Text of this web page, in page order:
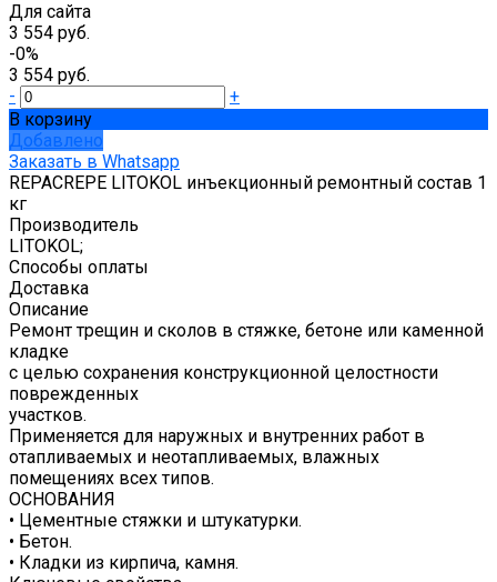
Для сайта
3 554 руб.
-0%
3 554 руб.
-
+
В корзину
Добавлено
Заказать в Whatsapp
REPACREPE LITOKOL инъекционный ремонтный состав 1
кг
Производитель
LITOKOL;
Способы оплаты
Доставка
Описание
Ремонт трещин и сколов в стяжке, бетоне или каменной
кладке
с целью сохранения конструкционной целостности
поврежденных
участков.
Применяется для наружных и внутренних работ в
отапливаемых и неотапливаемых, влажных
помещениях всех типов.
ОСНОВАНИЯ
• Цементные стяжки и штукатурки.
• Бетон.
• Кладки из кирпича, камня.